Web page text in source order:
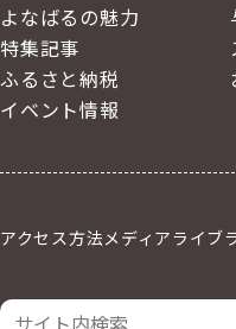
よなばるの魅力
特集記事
ふるさと納税
イベント情報
アクセス方法 メディアライブ
サイト内検索